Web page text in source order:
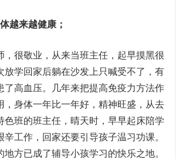
越来越健康；
，很敬业，从来当班主任，起早摸黑很
放学回家后躺在沙发上只喊受不了，有
了高血压。几年来把提高免疫力方法作
，身体一年比一年好，精神旺盛，从去
色班的班主任，晴天时，早早起床陪学
工作，回家还要引导孩子温习功课。
地方已成了辅导小孩学习的快乐之地。